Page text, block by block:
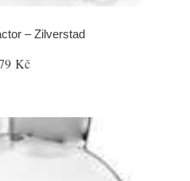
– Zilverstad
Kč